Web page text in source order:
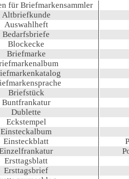
für Briefmarkensammler
Altbriefkunde
Auswahlheft
Bedarfsbriefe
Blockecke
Briefmarke
Briefstück
Buntfrankatur
Dublette
Eckstempel
Einsteckalbum
Einsteckblatt
Ersttagsblatt
Ersttagsbrief